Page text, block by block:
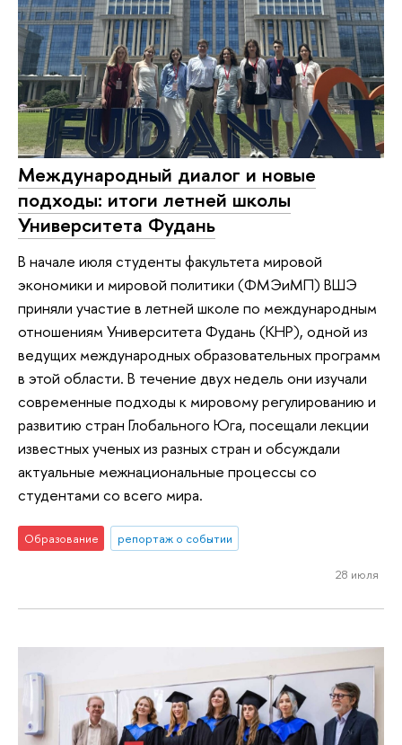
Международный диалог и новые
подходы: итоги летней школы
Университета Фудань
В начале июля студенты факультета мировой
экономики и мировой политики (ФМЭиМП) ВШЭ
приняли участие в летней школе по международным
отношениям Университета Фудань (КНР), одной из
ведущих международных образовательных программ
в этой области. В течение двух недель они изучали
современные подходы к мировому регулированию и
развитию стран Глобального Юга, посещали лекции
известных ученых из разных стран и обсуждали
актуальные межнациональные процессы со
студентами со всего мира.
Образование репортаж о событии
28 июля